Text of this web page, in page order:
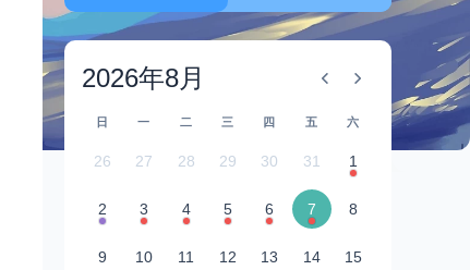
2026年8月
日 一 二 三 四 五 六
26 27 28 29 30 31 1
2 3 4 5 6 7 8
9 10 11 12 13 14 15